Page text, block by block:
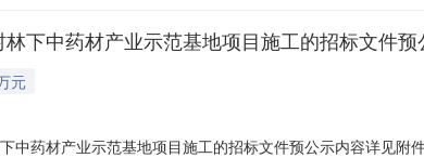
下中药材产业示范基地项目施工的招标文件预
元
药材产业示范基地项目施工的招标文件预公示内容详见附